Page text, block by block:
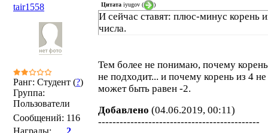
tair1558
Ранг: Студент (?)
Группа:
Пользователи
Сообщений: 116
Награды:
2
Цитата iyugov ( )
И сейчас ставят: плюс-минус корень
числа.
Тем более не понимаю, почему
не подходит... и почему корень из 4 не
может быть равен -2.
Добавлено (04.06.2019, 00:11)
---------------------------------------------